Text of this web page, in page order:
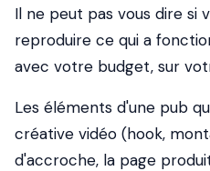
Il ne peut pas vous dire si
reproduire ce qui a
avec votre budget, sur
Les éléments d'une pub
créative vidéo (hook,
d'accroche, la page